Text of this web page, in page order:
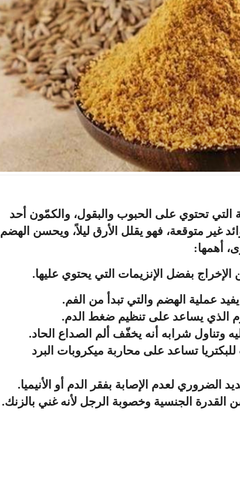
تحتوي على الحبوب والبقول، والكمّون أحد
غير متوقعة، فهو يقلل الأرق ليلاً، ويحسن الهضم
أهمها:
بفضل الإنزيمات التي يحتوي عليها.
عملية الهضم والتي تبدأ من الفم.
الذي يساعد على تنظيم ضغط الدم.
وتناول شرابه أنه يخفّف ألم الصداع الحاد.
تساعد على محاربة ميكروبات البرد
الضروري لعدم الإصابة بفقر الدم أو الأنيميا.
القدرة الجنسية وخصوبة الرجل لأنه غني بالزنك.